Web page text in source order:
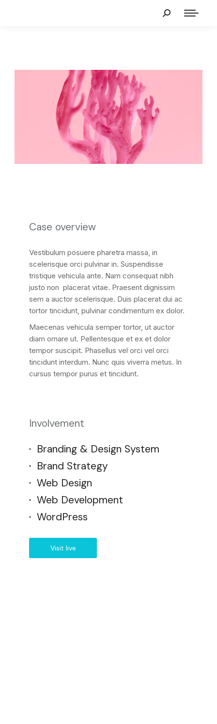
Case overview
Vestibulum posuere pharetra massa, in
scelerisque orci pulvinar in. Suspendisse
tristique vehicula ante. Nam consequat nibh
justo non placerat vitae. Praesent dignissim
sem a auctor scelerisque. Duis placerat dui ac
tortor tincidunt, pulvinar condimentum ex dolor.
Maecenas vehicula semper tortor, ut auctor
diam ornare ut. Pellentesque et ex et dolor
tempor suscipit. Phasellus vel orci vel orci
tincidunt interdum. Nunc quis viverra metus. In
cursus tempor purus et tincidunt.
Involvement
Branding & Design System
Brand Strategy
Web Design
Web Development
WordPress
Visit live